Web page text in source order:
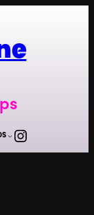
Instagram